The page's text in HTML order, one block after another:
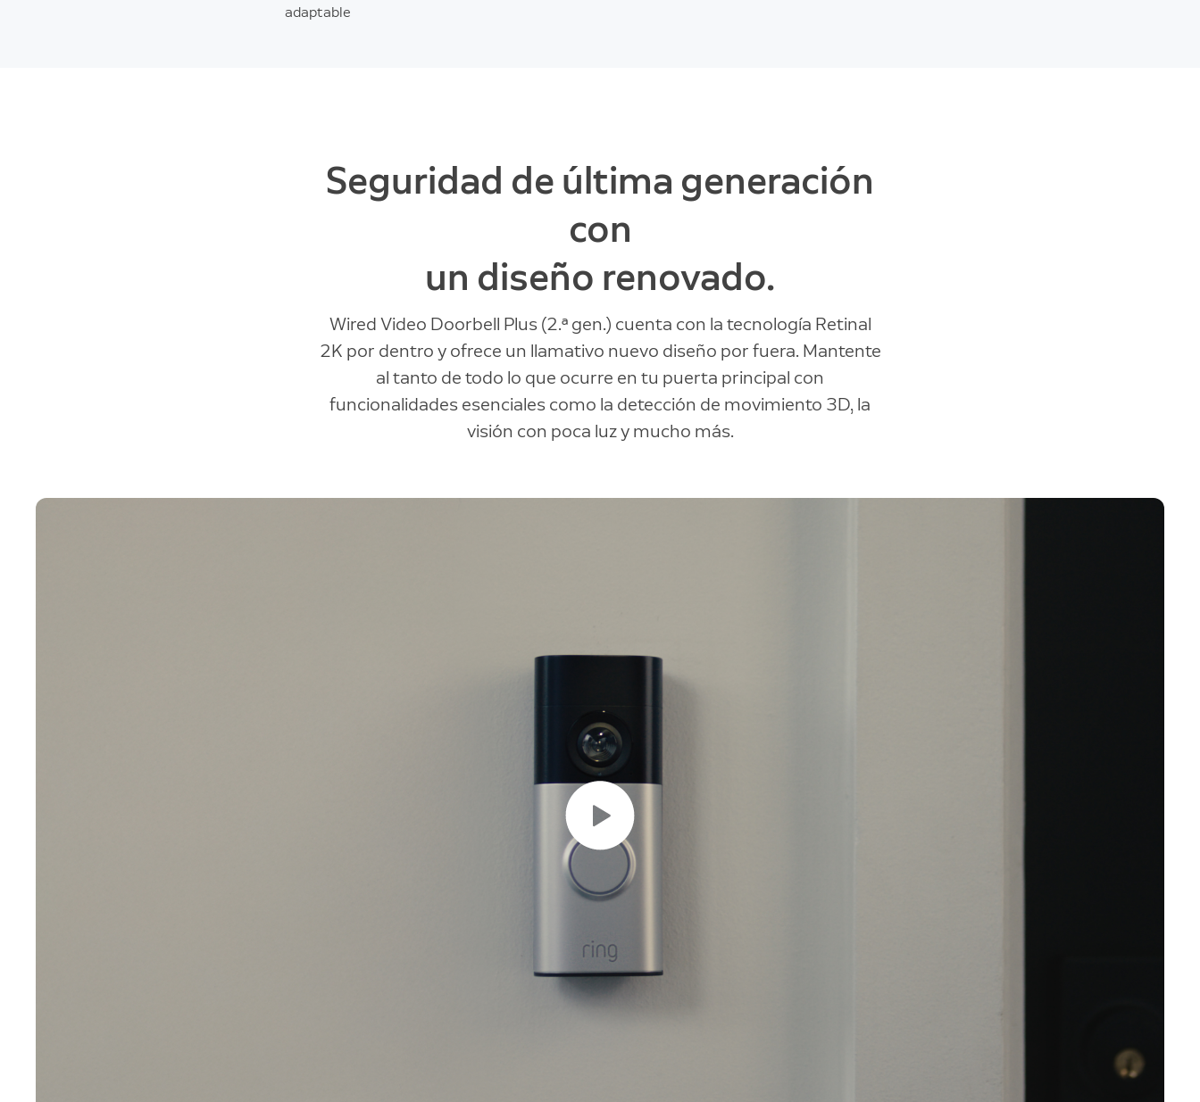
adaptable
Seguridad de última generación
con
un diseño renovado.
Wired Video Doorbell Plus (2.ª gen.) cuenta con la tecnología Retinal
2K por dentro y ofrece un llamativo nuevo diseño por fuera. Mantente
al tanto de todo lo que ocurre en tu puerta principal con
funcionalidades esenciales como la detección de movimiento 3D, la
visión con poca luz y mucho más.